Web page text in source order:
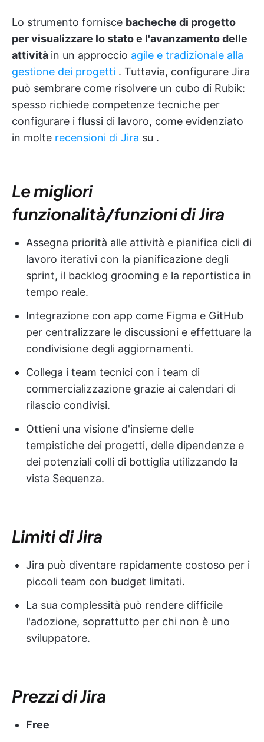
Lo strumento fornisce bacheche di progetto
per visualizzare lo stato e l'avanzamento delle
attività in un approccio agile e tradizionale alla
gestione dei progetti . Tuttavia, configurare Jira
può sembrare come risolvere un cubo di Rubik:
spesso richiede competenze tecniche per
configurare i flussi di lavoro, come evidenziato
in molte recensioni di Jira su .
Le migliori
funzionalità/funzioni di Jira
Assegna priorità alle attività e pianifica cicli di
lavoro iterativi con la pianificazione degli
sprint, il backlog grooming e la reportistica in
tempo reale.
Integrazione con app come Figma e GitHub
per centralizzare le discussioni e effettuare la
condivisione degli aggiornamenti.
Collega i team tecnici con i team di
commercializzazione grazie ai calendari di
rilascio condivisi.
Ottieni una visione d'insieme delle
tempistiche dei progetti, delle dipendenze e
dei potenziali colli di bottiglia utilizzando la
vista Sequenza.
Limiti di Jira
Jira può diventare rapidamente costoso per i
piccoli team con budget limitati.
La sua complessità può rendere difficile
l'adozione, soprattutto per chi non è uno
sviluppatore.
Prezzi di Jira
Free